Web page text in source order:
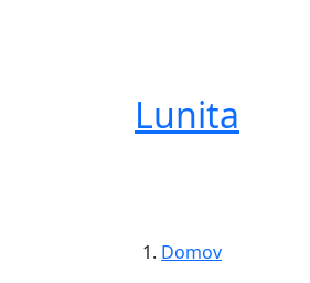
Lunita
Domov